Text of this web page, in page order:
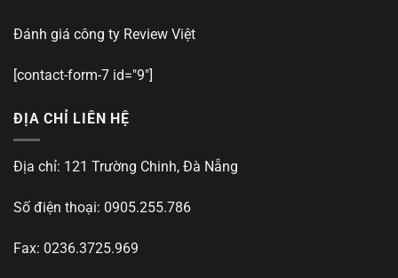
Đánh giá công ty Review Việt
[contact-form-7 id="9"]
ĐỊA CHỈ LIÊN HỆ
Địa chỉ: 121 Trường Chinh, Đà Nẵng
Số điện thoại: 0905.255.786
Fax: 0236.3725.969